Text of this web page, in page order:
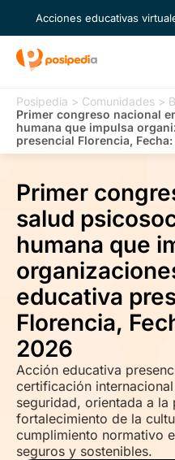
Acciones educativas
Posipedia > Comunidades >
Primer congreso nacional
humana que impulsa
presencial Florencia,
Primer
salud
humana que
educativa
Florencia,
2026
Acción educativa
certificación
seguridad, orientada a
fortalecimiento de la
cumplimiento normativo
seguros y sostenibles.